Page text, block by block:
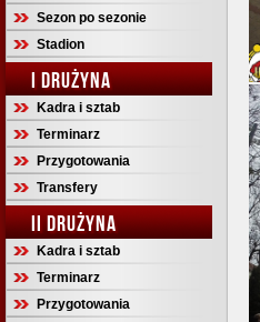
Sezon po sezonie
Stadion
I DRUŻYNA
Kadra i sztab
Terminarz
Przygotowania
Transfery
II DRUŻYNA
Kadra i sztab
Terminarz
Przygotowania